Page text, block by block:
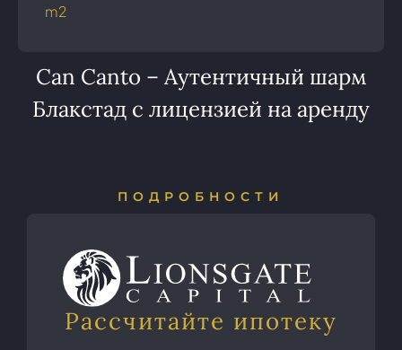
Can Canto – Аутентичный шарм
Блакстад с лицензией на аренду
m2
ПОДРОБНОСТИ
Рассчитайте ипотеку